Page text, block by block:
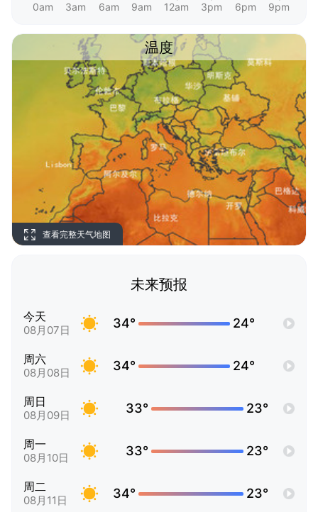
0am 3am 6am 9am 12am 3pm 6pm 9pm
温度
查看完整天气地图
未来预报
今天
08月07日 34° 24°
周六
08月08日 34° 24°
周日
08月09日 33° 23°
周一
08月10日 33° 23°
周二
08月11日 34° 23°